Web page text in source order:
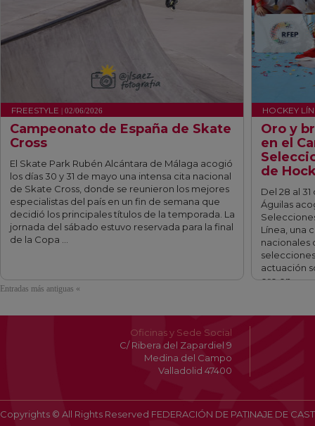
FREESTYLE | 02/06/2026
Campeonato de España de Skate
Cross
El Skate Park Rubén Alcántara de Málaga acogió
los días 30 y 31 de mayo una intensa cita nacional
de Skate Cross, donde se reunieron los mejores
especialistas del país en un fin de semana que
decidió los principales títulos de la temporada. La
jornada del sábado estuvo reservada para la final
de la Copa …
HOCKEY
Oro y
en el
de
Del 28 al
Águilas
Línea, una
nacionales
actuación
oro en …
Entradas más antiguas «
Oficinas y Sede Social
C/ Ribera del Zapardiel 9
Medina del Campo
Valladolid 47400
Copyrights © All Rights Reserved FEDERACIÓN DE PATINAJE DE